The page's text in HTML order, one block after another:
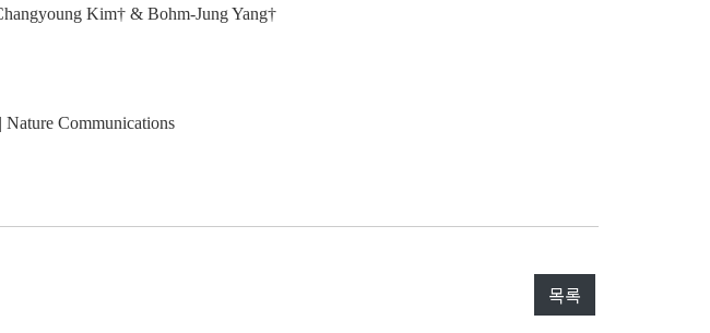
Kim† & Bohm-Jung Yang†
Nature Communications
목록